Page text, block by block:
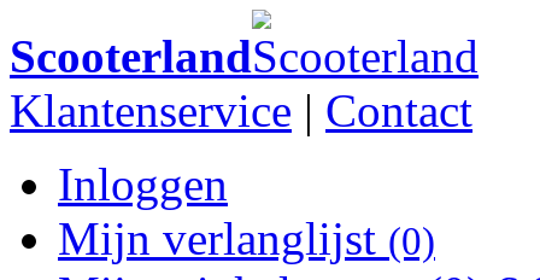
Scooterland
Klantenservice | Contact
Inloggen
Mijn verlanglijst (0)